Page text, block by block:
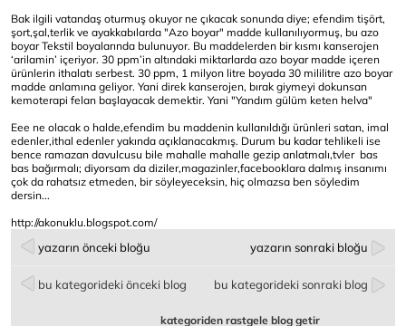
Bak ilgili vatandaş oturmuş okuyor ne çıkacak sonunda diye; efendim tişört,
şort,şal,terlik ve ayakkabılarda "Azo boyar" madde kullanılıyormuş, bu azo
boyar Tekstil boyalarında bulunuyor. Bu maddelerden bir kısmı kanserojen
‘arilamin’ içeriyor. 30 ppm’in altındaki miktarlarda azo boyar madde içeren
ürünlerin ithalatı serbest. 30 ppm, 1 milyon litre boyada 30 mililitre azo boyar
madde anlamına geliyor. Yani direk kanserojen, bırak giymeyi dokunsan
kemoterapi felan başlayacak demektir. Yani "Yandım gülüm keten helva"
Eee ne olacak o halde,efendim bu maddenin kullanıldığı ürünleri satan, imal
edenler,ithal edenler yakında açıklanacakmış. Durum bu kadar tehlikeli ise
bence ramazan davulcusu bile mahalle mahalle gezip anlatmalı,tvler bas
bas bağırmalı; diyorsam da diziler,magazinler,facebooklara dalmış insanımı
çok da rahatsız etmeden, bir söyleyeceksin, hiç olmazsa ben söyledim
dersin...
http://akonuklu.blogspot.com/
yazarın önceki bloğu yazarın sonraki bloğu
bu kategorideki önceki blog bu kategorideki sonraki blog
kategoriden rastgele blog getir